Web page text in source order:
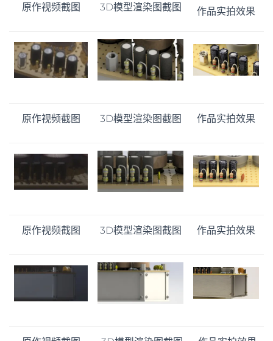
原作视频截图 3D模型渲染图截图 作品实拍效果
原作视频截图 3D模型渲染图截图 作品实拍效果
原作视频截图 3D模型渲染图截图 作品实拍效果